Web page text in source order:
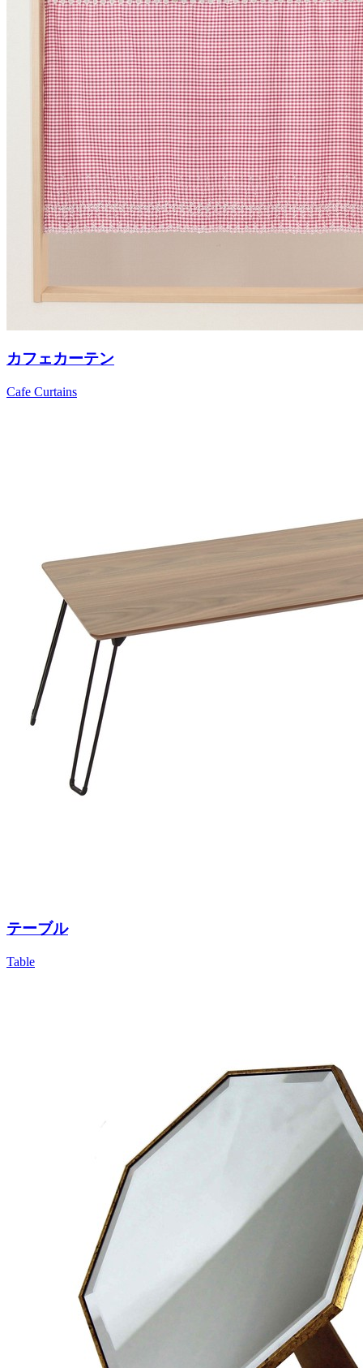
カフェカーテン
Cafe Curtains
テーブル
Table